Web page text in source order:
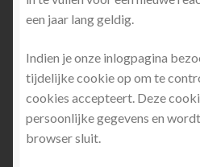
een jaar lang geldig.
Indien je onze inlogpagina
tijdelijke cookie op om te
cookies accepteert. Deze
persoonlijke gegevens en
browser sluit.